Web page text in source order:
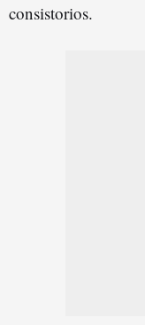
consistorios.